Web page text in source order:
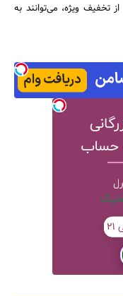
تخفیف ویژه، می‌توانند به